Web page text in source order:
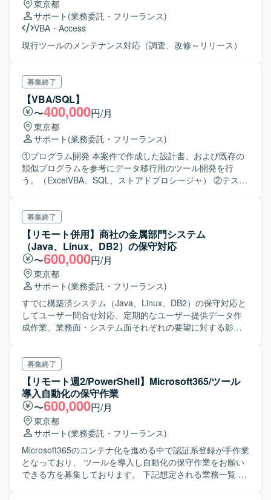
東京都
サポート (業務委託・フリーランス)
VBA ・ Access
現行ツールのメンテナンス対応（調査、改修～リリース）
募集終了
【VBA/SQL】
〜400,000円/月
東京都
サポート (業務委託・フリーランス)
①プログラム開発 本案件で作成した設計書、および既存の
類似プログラムを参考にデータ移行用のツール開発を行
う。（ExcelVBA、SQL、ストアドプロシージャ） ②テスト
結果を使用した業務運用のサイクルテスト。 ※仕様書作成、
データ準備、障害対応を含む 各種成果物は過去案件から類
似の成果物を流用し本案件の改修ポイントを 反映していく
手法となります。
募集終了
【リモート併用】商社の金属部門システム
（Java、Linux、DB2）の保守対応
〜600,000円/月
東京都
サポート (業務委託・フリーランス)
すでに構築済システム（Java、Linux、DB2）の保守対応と
してユーザー問合せ対応、定期的なユーザー提供データ作
成作業、業務面・システム面それぞれの要望に対する影響
募集終了
【リモート週2/PowerShell】Microsoft365/ツール
導入自動化の保守作業
〜600,000円/月
東京都
サポート (業務委託・フリーランス)
Microsoft365のコンテナ化を進める中で認証系登録が手作業
となっており、 ツールを導入し自動化の保守作業をお願い
できる方を募集しております。 下記想定される業務一覧 ・